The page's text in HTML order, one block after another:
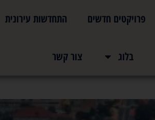
פרויקטים חדשים התחדשות עירונית
בלוג צור קשר